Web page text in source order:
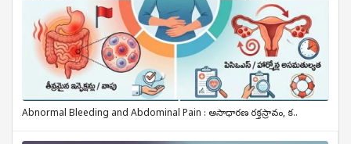
Abnormal Bleeding and Abdominal Pain : అసాధారణ రక్తస్రావం, క..